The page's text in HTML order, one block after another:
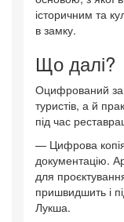
історичним та
в замку.
Що далі?
Оцифрований
туристів, а й
під час
— Цифрова копія
документацію.
для
пришвидшить і
Лукша.